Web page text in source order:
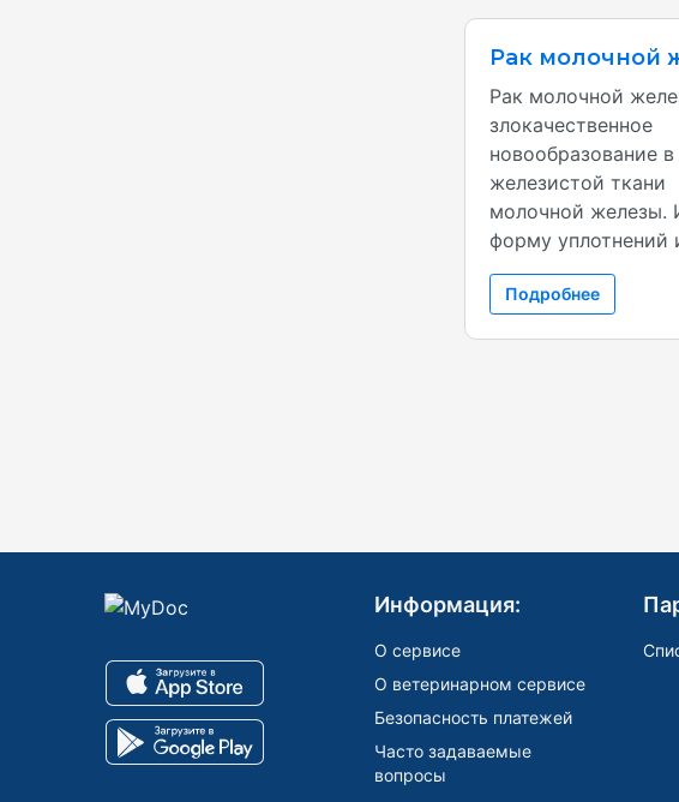
Рак молочной
Рак молочной
злокачественное
новообразование в
железистой ткани
молочной железы.
форму уплотнений
Подробнее
Информация:
О сервисе
О ветеринарном сервисе
Безопасность платежей
Часто задаваемые
вопросы